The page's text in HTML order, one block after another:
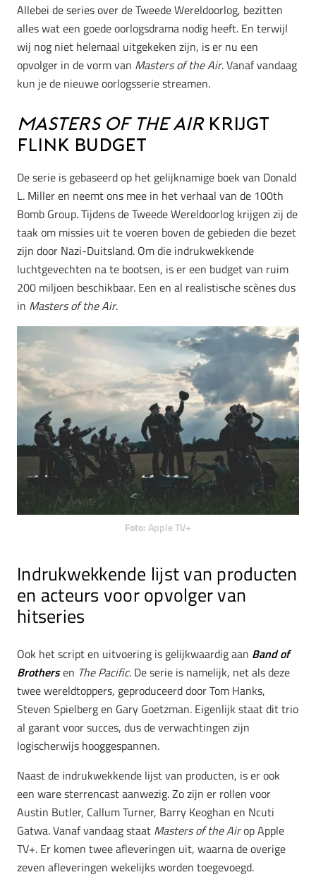
Allebei de series over de Tweede Wereldoorlog, bezitten
alles wat een goede oorlogsdrama nodig heeft. En terwijl
wij nog niet helemaal uitgekeken zijn, is er nu een
opvolger in de vorm van Masters of the Air. Vanaf vandaag
kun je de nieuwe oorlogsserie streamen.
Masters of the Airkrijgt
flink budget
De serie is gebaseerd op het gelijknamige boek van Donald
L. Miller en neemt ons mee in het verhaal van de 100th
Bomb Group. Tijdens de Tweede Wereldoorlog krijgen zij de
taak om missies uit te voeren boven de gebieden die bezet
zijn door Nazi-Duitsland. Om die indrukwekkende
luchtgevechten na te bootsen, is er een budget van ruim
200 miljoen beschikbaar. Een en al realistische scènes dus
in Masters of the Air.
Foto: Apple TV+
Indrukwekkende lijst van producten
en acteurs voor opvolger van
hitseries
Ook het script en uitvoering is gelijkwaardig aan Band of
Brothersen The Pacific. De serie is namelijk, net als deze
twee wereldtoppers, geproduceerd door Tom Hanks,
Steven Spielberg en Gary Goetzman. Eigenlijk staat dit trio
al garant voor succes, dus de verwachtingen zijn
logischerwijs hooggespannen.
Naast de indrukwekkende lijst van producten, is er ook
een ware sterrencast aanwezig. Zo zijn er rollen voor
Austin Butler, Callum Turner, Barry Keoghan en Ncuti
Gatwa. Vanaf vandaag staat Masters of the Airop Apple
TV+. Er komen twee afleveringen uit, waarna de overige
zeven afleveringen wekelijks worden toegevoegd.